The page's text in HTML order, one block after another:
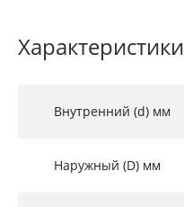
Характеристики
Внутренний (d) мм
Наружный (D) мм